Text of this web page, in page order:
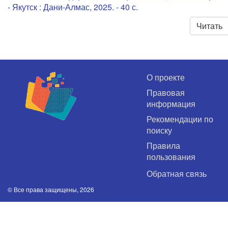
- Якутск : Дани-Алмас, 2025. - 40 с.
Читать
О проекте
Правовая
информация
Рекомендации по
поиску
Правила
пользования
Обратная связь
© Все права защищены, 2026